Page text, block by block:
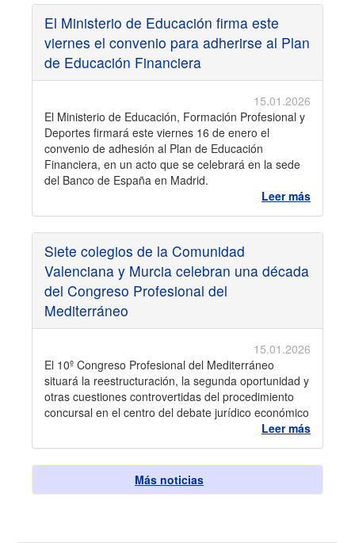
El Ministerio de Educación firma este
viernes el convenio para adherirse al Plan
de Educación Financiera
15.01.2026
El Ministerio de Educación, Formación Profesional y
Deportes firmará este viernes 16 de enero el
convenio de adhesión al Plan de Educación
Financiera, en un acto que se celebrará en la sede
del Banco de España en Madrid.
Leer más
Siete colegios de la Comunidad
Valenciana y Murcia celebran una década
del Congreso Profesional del
Mediterráneo
15.01.2026
El 10º Congreso Profesional del Mediterráneo
situará la reestructuración, la segunda oportunidad y
otras cuestiones controvertidas del procedimiento
concursal en el centro del debate jurídico económico
Leer más
Más noticias